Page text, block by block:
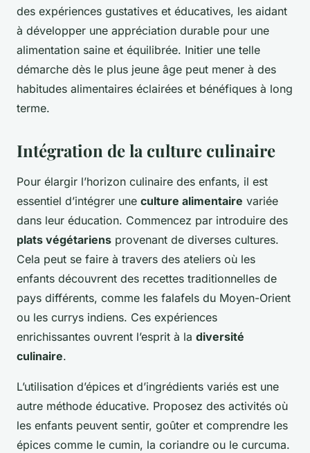
des expériences gustatives et éducatives, les aidant
à développer une appréciation durable pour une
alimentation saine et équilibrée. Initier une telle
démarche dès le plus jeune âge peut mener à des
habitudes alimentaires éclairées et bénéfiques à long
terme.
Intégration de la culture culinaire
Pour élargir l’horizon culinaire des enfants, il est
essentiel d’intégrer une culture alimentaire variée
dans leur éducation. Commencez par introduire des
plats végétariens provenant de diverses cultures.
Cela peut se faire à travers des ateliers où les
enfants découvrent des recettes traditionnelles de
pays différents, comme les falafels du Moyen-Orient
ou les currys indiens. Ces expériences
enrichissantes ouvrent l’esprit à la diversité
culinaire.
L’utilisation d’épices et d’ingrédients variés est une
autre méthode éducative. Proposez des activités où
les enfants peuvent sentir, goûter et comprendre les
épices comme le cumin, la coriandre ou le curcuma.